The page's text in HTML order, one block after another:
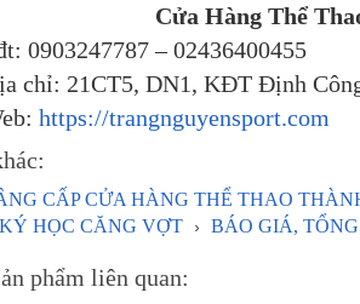
Cửa Hàng Thể
0903247787 – 02436400455
chỉ: 21CT5, DN1, KĐT Định
https://trangnguyensport.com
CẤP CỬA HÀNG THỂ THAO
HỌC CĂNG VỢT
BÁO GIÁ,
phẩm liên quan: